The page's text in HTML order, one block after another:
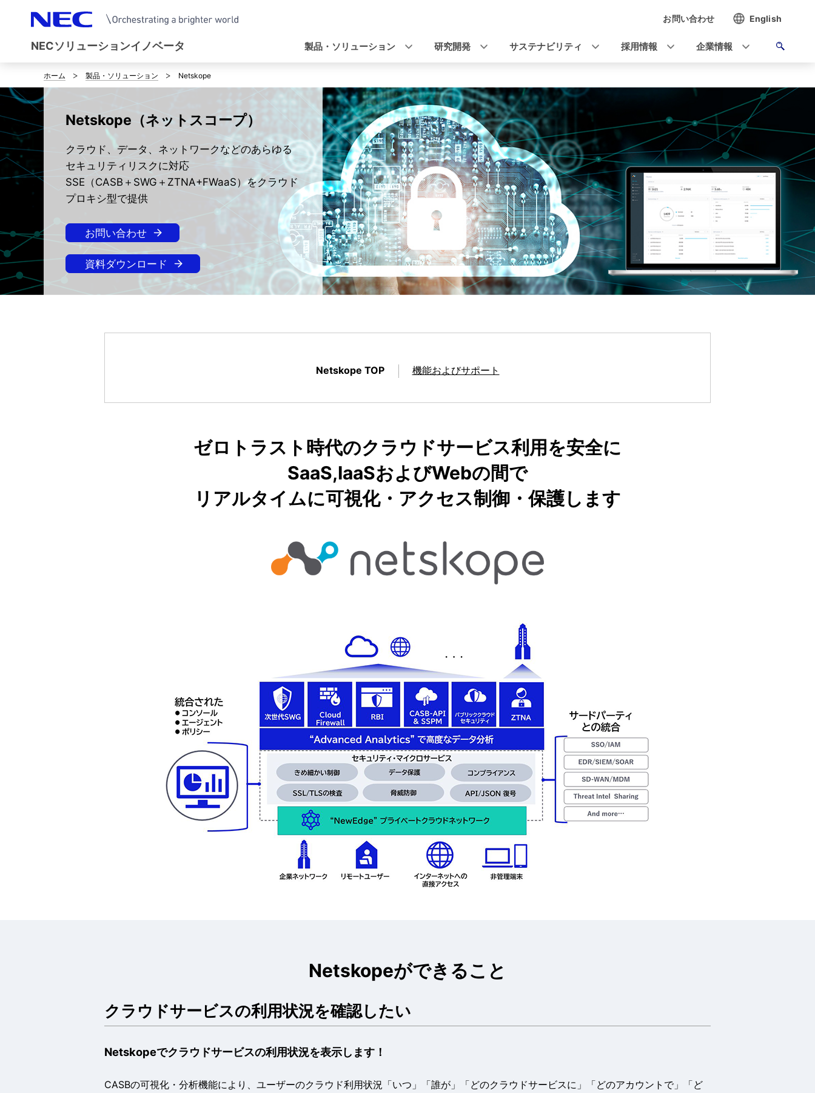
NECソリューションイノベータ
ビ
ゲ
ー
ン
お問い合わせ English
製品・ソリューション 研究開発 サステナビリティ 採用情報 企業情報
サ
ホーム 製品・ソリューション Netskope
Netskope（ネットスコープ）
クラウド、データ、ネットワークなどのあらゆる
セキュリティリスクに対応
SSE（CASB＋SWG＋ZTNA+FWaaS）をクラウド
プロキシ型で提供
お問い合わせ
資料ダウンロード
Netskope TOP 機能およびサポート
ゼロトラスト時代のクラウドサービス利用を安全に
SaaS,IaaSおよびWebの間で
リアルタイムに可視化・アクセス制御・保護します
Netskopeができること
クラウドサービスの利用状況を確認したい
Netskopeでクラウドサービスの利用状況を表示します！
CASBの可視化・分析機能により、ユーザーのクラウド利用状況「いつ」「誰が」「どのクラウドサービスに」「どのアカウントで」「ど